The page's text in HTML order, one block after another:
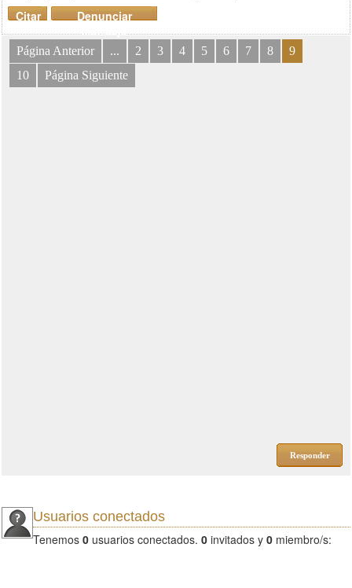
Denunciar
mensaje
Citar
Página Anterior ... 2 3 4 5 6 7 8
9
10
Página Siguiente
Responder
Usuarios conectados
Tenemos 0 usuarios conectados. 0 invitados y 0 miembro/s: